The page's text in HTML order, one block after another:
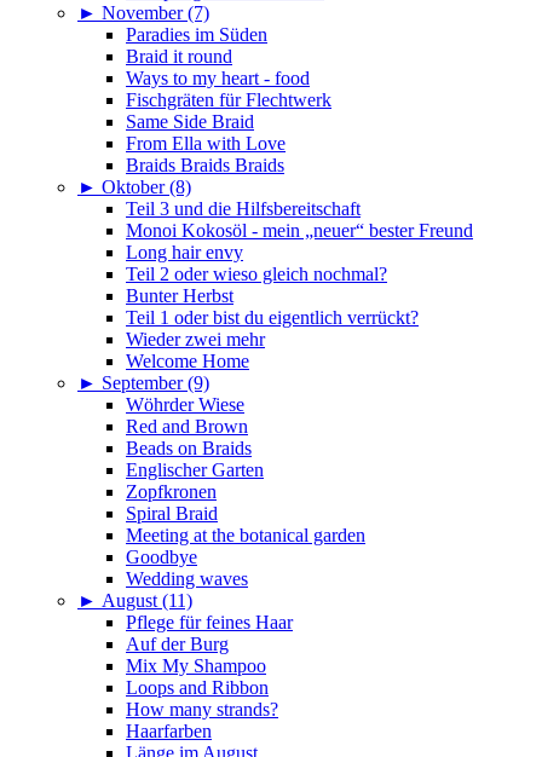
► November (7)
Paradies im Süden
Braid it round
Ways to my heart - food
Fischgräten für Flechtwerk
Same Side Braid
From Ella with Love
Braids Braids Braids
► Oktober (8)
Teil 3 und die Hilfsbereitschaft
Monoi Kokosöl - mein „neuer“ bester Freund
Long hair envy
Teil 2 oder wieso gleich nochmal?
Bunter Herbst
Teil 1 oder bist du eigentlich verrückt?
Wieder zwei mehr
Welcome Home
► September (9)
Wöhrder Wiese
Red and Brown
Beads on Braids
Englischer Garten
Zopfkronen
Spiral Braid
Meeting at the botanical garden
Goodbye
Wedding waves
► August (11)
Pflege für feines Haar
Auf der Burg
Mix My Shampoo
Loops and Ribbon
How many strands?
Haarfarben